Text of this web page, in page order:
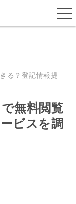
る？登記情報提
無料閲覧
ビスを調